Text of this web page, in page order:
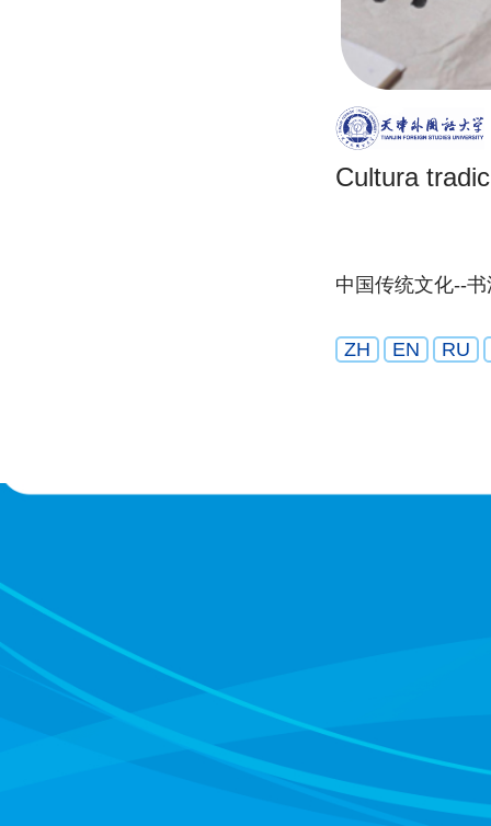
Cultura
中国传统文化--书
ZH EN RU